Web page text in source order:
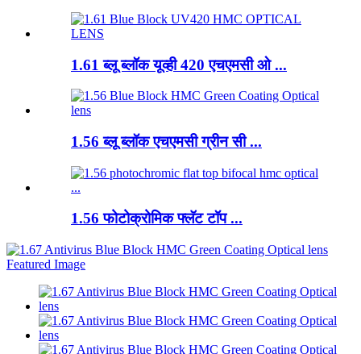
1.61 ब्लू ब्लॉक यूव्ही 420 एचएमसी ओ ...
1.56 ब्लू ब्लॉक एचएमसी ग्रीन सी ...
1.56 फोटोक्रोमिक फ्लॅट टॉप ...